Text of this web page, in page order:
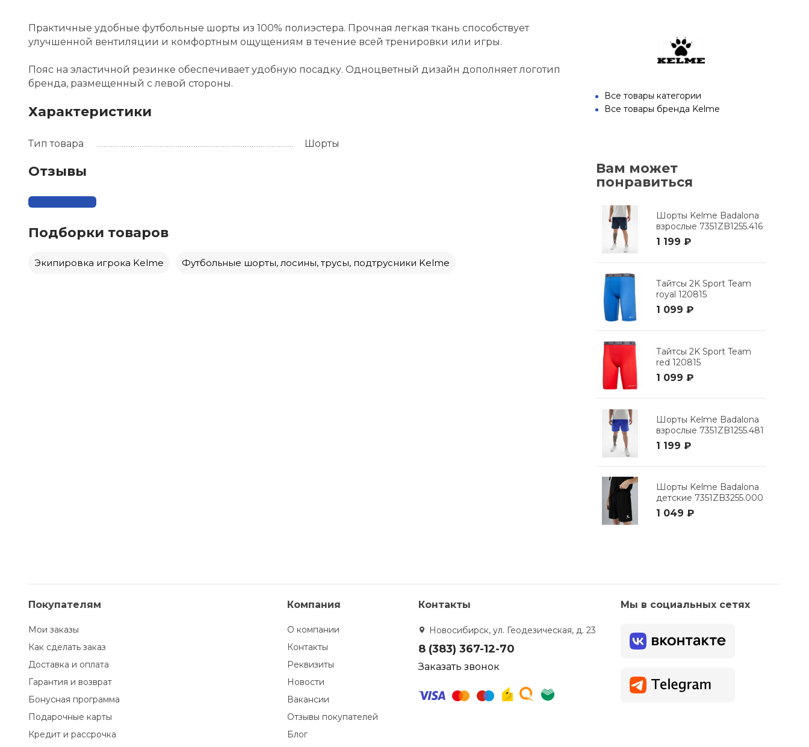
Практичные удобные футбольные шорты из 100% полиэстера. Прочная легкая ткань способствует
улучшенной вентиляции и комфортным ощущениям в течение всей тренировки или игры.
Пояс на эластичной резинке обеспечивает удобную посадку. Одноцветный дизайн дополняет логотип
бренда, размещенный с левой стороны.
Характеристики
Тип товара Шорты
Отзывы
Подборки товаров
Экипировка игрока Kelme Футбольные шорты, лосины, трусы, подтрусники Kelme
Все товары категории
Все товары бренда Kelme
Вам может
понравиться
Шорты Kelme Badalona
взрослые 7351ZB1255.416
1 199 ₽
Тайтсы 2K Sport Team
royal 120815
1 099 ₽
Тайтсы 2K Sport Team
red 120815
1 099 ₽
Шорты Kelme Badalona
взрослые 7351ZB1255.481
1 199 ₽
Шорты Kelme Badalona
детские 7351ZB3255.000
1 049 ₽
Покупателям
Мои заказы
Как сделать заказ
Доставка и оплата
Гарантия и возврат
Бонусная программа
Подарочные карты
Кредит и рассрочка
Компания
О компании
Контакты
Реквизиты
Новости
Вакансии
Отзывы покупателей
Блог
Контакты
Новосибирск, ул. Геодезическая, д. 23
8 (383) 367-12-70
Заказать звонок
Мы в социальных сетях